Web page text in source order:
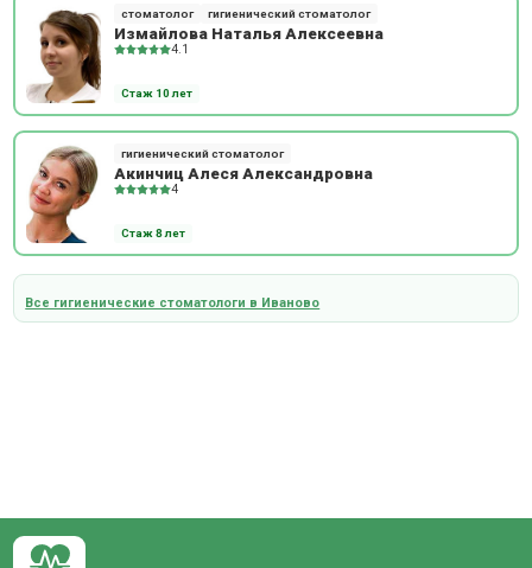
стоматолог гигиенический стоматолог
Измайлова Наталья Алексеевна
4.1
Стаж 10 лет
гигиенический стоматолог
Акинчиц Алеся Александровна
4
Стаж 8 лет
Все гигиенические стоматологи в Иваново